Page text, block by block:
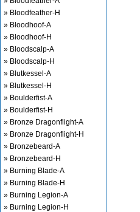
» Bloodfeather-H
» Bloodhoof-A
» Bloodhoof-H
» Bloodscalp-A
» Bloodscalp-H
» Blutkessel-A
» Blutkessel-H
» Boulderfist-A
» Boulderfist-H
» Bronze Dragonflight-A
» Bronze Dragonflight-H
» Bronzebeard-A
» Bronzebeard-H
» Burning Blade-A
» Burning Blade-H
» Burning Legion-A
» Burning Legion-H